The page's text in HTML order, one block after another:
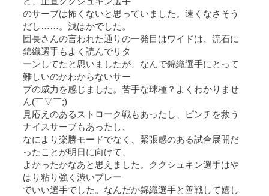
のサーブは怖くないと思っていました。速くなさそう
だし……。浅はかでした。
団長さんの言われた通りの一発目はワイドは、流石に
錦織選手もよく読んでリタ
ーンしてたと思いましたが、なんで錦織選手にとって
難しいのかわからないサー
ブの威力を感じました。苦手な球種？よくわかりませ
ん(￣▽￣;)
見応えのあるストローク戦もあったし、ピンチを救う
ナイスサーブもあったし、
なにより楽勝モードでなく、緊張感のある試合展開だ
ったことが明日に向けて、
よかったかなあと思えました。ククシュキン選手はや
はり粘り強く渋いプレー
でいい選手でした。なんだか錦織選手と善戦して嬉し